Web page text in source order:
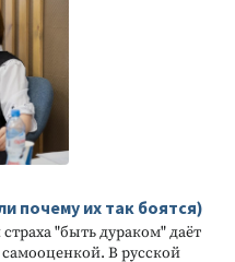
почему их так боятся)
"быть дураком" даёт
В русской